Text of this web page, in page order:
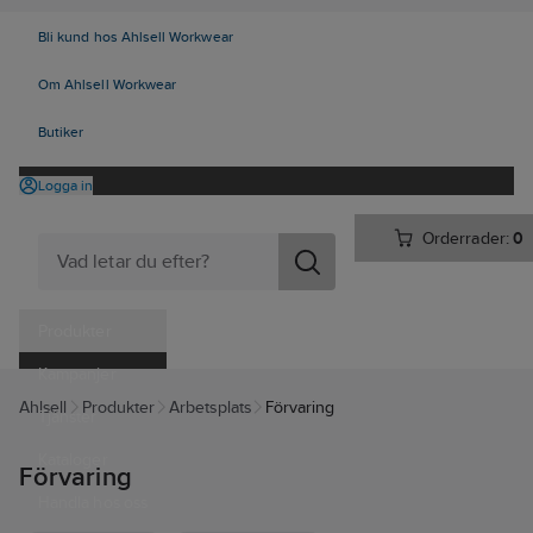
Bli kund hos Ahlsell Workwear
Om Ahlsell Workwear
Butiker
Logga in
Orderrader:0
Kampanjer
Tjänster
Ahlsell Produkter Arbetsplats Förvaring
Förvaring